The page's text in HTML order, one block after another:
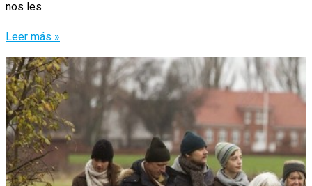
nos les
Cuando
los
famosos
se
creen
diseñadores.
Estrellas
y
Leer más »